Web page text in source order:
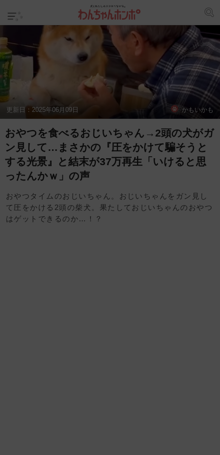
更新日： 2025年06月09日 かもいかも
おやつを食べるおじいちゃん→2頭の犬がガ
ン見して…まさかの『圧をかけて騙そうと
する光景』と結末が37万再生「いけると思
ったんかｗ」の声
おやつタイムのおじいちゃん。おじいちゃんをガン見し
て圧をかける2頭の柴犬。果たしておじいちゃんのおやつ
はゲットできるのか…！？